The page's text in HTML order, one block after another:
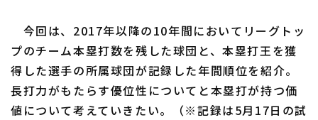
今回は、2017年以降の10年間においてリーグトッ
プのチーム本塁打数を残した球団と、本塁打王を獲
得した選手の所属球団が記録した年間順位を紹介。
長打力がもたらす優位性についてと本塁打が持つ価
値について考えていきたい。（※記録は5月17日の試